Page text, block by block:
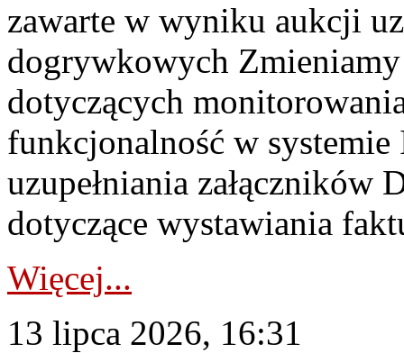
zawarte w wyniku aukcji
dogrywkowych Zmieniamy
dotyczących
funkcjonalność w
uzupełniania załączników
dotyczące wystawiania
Więcej...
13 lipca 2026, 16:31